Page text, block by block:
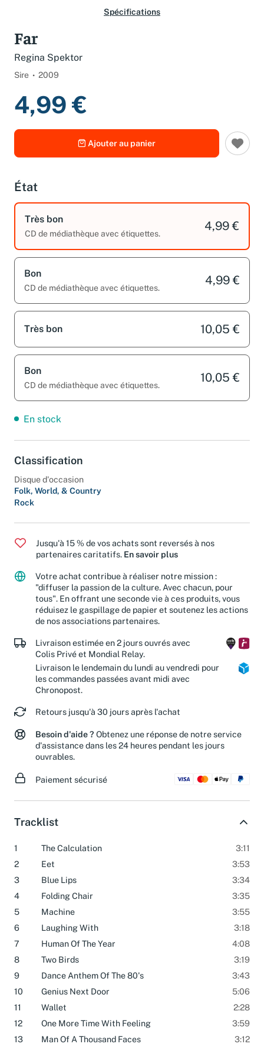
Spécifications
Far
Regina Spektor
Sire 2009
4,99 €
Ajouter au panier
État
Très bon
CD de médiathèque avec étiquettes.
4,99 €
Bon
CD de médiathèque avec étiquettes.
4,99 €
Très bon 10,05 €
Bon
CD de médiathèque avec étiquettes.
10,05 €
En stock
Classification
Disque d'occasion
Folk, World, & Country
Rock
Jusqu'à 15 % de vos achats sont reversés à nos
partenaires caritatifs. En savoir plus
Votre achat contribue à réaliser notre mission :
"diffuser la passion de la culture. Avec chacun, pour
tous". En offrant une seconde vie à ces produits, vous
réduisez le gaspillage de papier et soutenez les actions
de nos associations partenaires.
Livraison estimée en 2 jours ouvrés avec
Colis Privé et Mondial Relay.
Livraison le lendemain du lundi au vendredi pour
les commandes passées avant midi avec
Chronopost.
Retours jusqu'à 30 jours après l'achat
Besoin d'aide ? Obtenez une réponse de notre service
d'assistance dans les 24 heures pendant les jours
ouvrables.
Paiement sécurisé
Tracklist
1 The Calculation
3:11
2
Eet
3:53
3
Blue Lips
3:34
4
Folding Chair
3:35
5
Machine
3:55
6
Laughing With
3:18
7
Human Of The Year
4:08
8
Two Birds
3:19
9
Dance Anthem Of The 80's
3:43
10
Genius Next Door
5:06
11
Wallet
2:28
12
One More Time With Feeling
3:59
13
Man Of A Thousand Faces 3:12